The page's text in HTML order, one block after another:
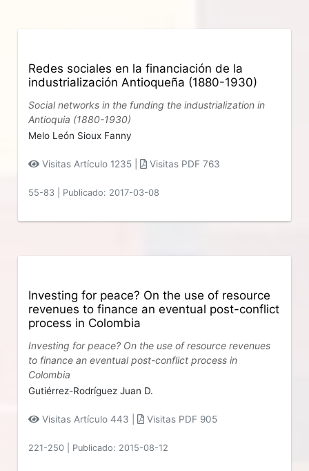
Redes sociales en la financiación de la
industrialización Antioqueña (1880-1930)
Social networks in the funding the industrialization in
Antioquia (1880-1930)
Melo León Sioux Fanny
Visitas Artículo 1235 | Visitas PDF 763
55-83 Publicado: 2017-03-08
Investing for peace? On the use of resource
revenues to finance an eventual post-conflict
process in Colombia
Investing for peace? On the use of resource revenues
to finance an eventual post-conflict process in
Colombia
Gutiérrez-Rodríguez Juan D.
Visitas Artículo 443 | Visitas PDF 905
221-250 Publicado: 2015-08-12